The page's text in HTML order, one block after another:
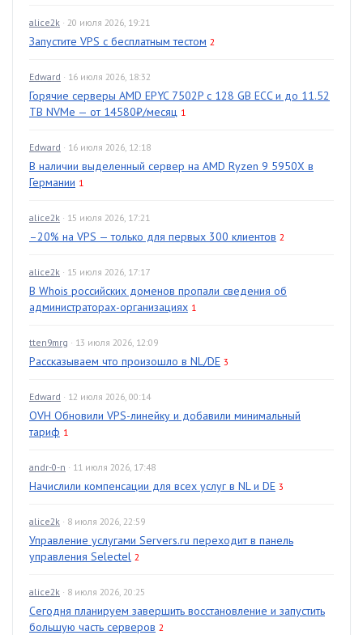
alice2k · 20 июля 2026, 19:21
Запустите VPS с бесплатным тестом 2
Edward · 16 июля 2026, 18:32
Горячие серверы AMD EPYC 7502P с 128 GB ECC и до 11.52
TB NVMe — от 14580₽/месяц 1
Edward · 16 июля 2026, 12:18
В наличии выделенный сервер на AMD Ryzen 9 5950X в
Германии 1
alice2k · 15 июля 2026, 17:21
–20% на VPS — только для первых 300 клиентов 2
alice2k · 15 июля 2026, 17:17
В Whois российских доменов пропали сведения об
администраторах-организациях 1
tten9mrg · 13 июля 2026, 12:09
Рассказываем что произошло в NL/DE 3
Edward · 12 июля 2026, 00:14
OVH Обновили VPS-линейку и добавили минимальный
тариф 1
andr-0-n · 11 июля 2026, 17:48
Начислили компенсации для всех услуг в NL и DE 3
alice2k · 8 июля 2026, 22:59
Управление услугами Servers.ru переходит в панель
управления Selectel 2
alice2k · 8 июля 2026, 20:25
Сегодня планируем завершить восстановление и запустить
большую часть серверов 2